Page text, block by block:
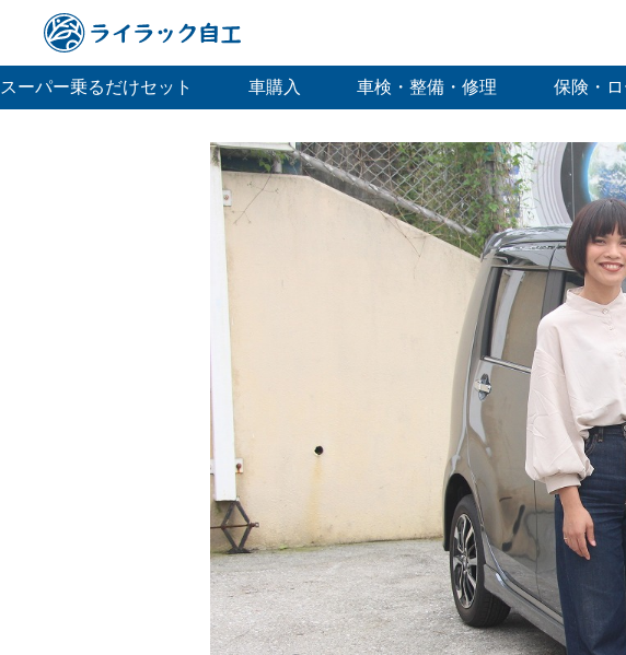
スーパー乗るだけセット 車購入 車検・整備・修理 保険・